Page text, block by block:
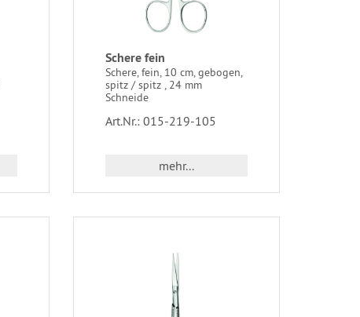
Schere fein
Schere, fein, 10 cm, gebogen,
spitz / spitz , 24 mm
Schneide
Art.Nr.: 015-219-105
mehr...